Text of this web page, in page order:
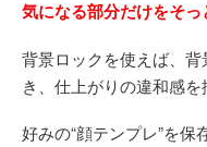
気になる部分だけをそ
背景ロックを使えば、
き、仕上がりの違和感を
好みの“顔テンプレ”を